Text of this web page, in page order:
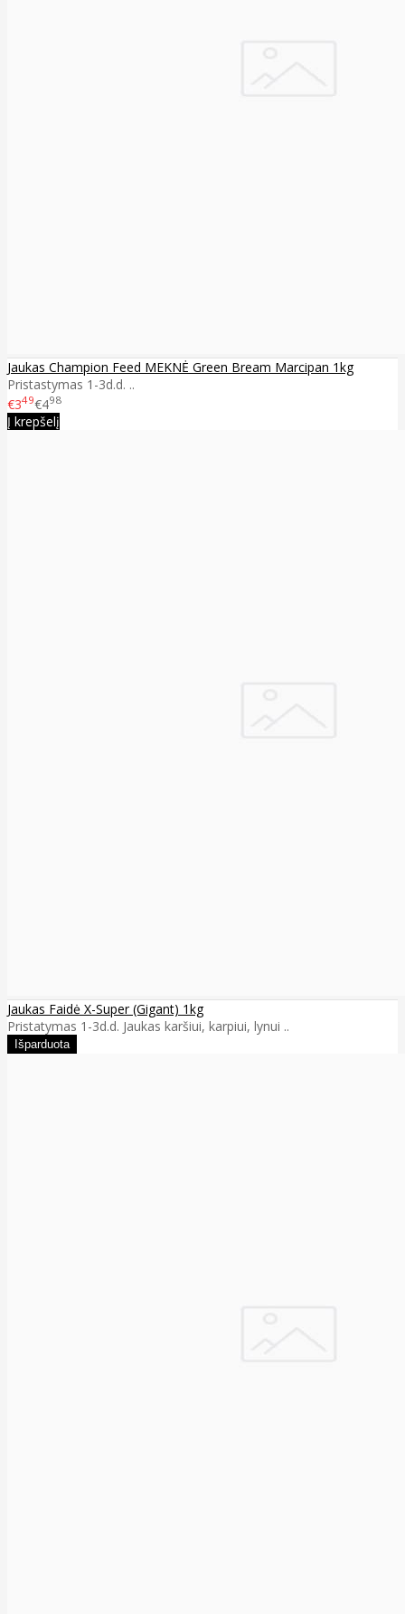
Jaukas Champion Feed MEKNĖ Green Bream Marcipan 1kg
Pristastymas 1-3d.d. ..
€349€498
Į krepšelį
Jaukas Faidė X-Super (Gigant) 1kg
Pristatymas 1-3d.d. Jaukas karšiui, karpiui, lynui ..